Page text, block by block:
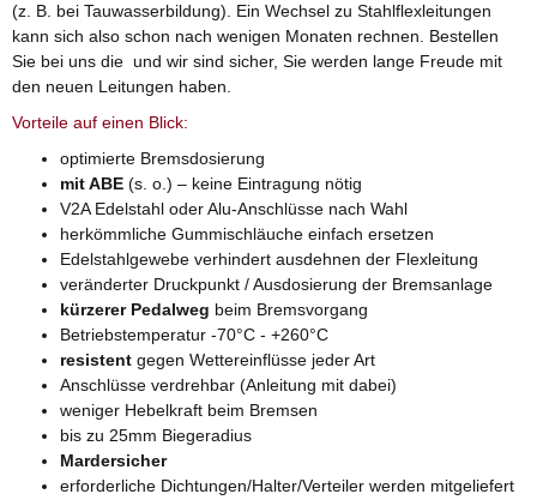
(z. B. bei Tauwasserbildung). Ein Wechsel zu Stahlflexleitungen
kann sich also schon nach wenigen Monaten rechnen. Bestellen
Sie bei uns die und wir sind sicher, Sie werden lange Freude mit
den neuen Leitungen haben.
Vorteile auf einen Blick:
optimierte Bremsdosierung
mit ABE (s. o.) – keine Eintragung nötig
V2A Edelstahl oder Alu-Anschlüsse nach Wahl
herkömmliche Gummischläuche einfach ersetzen
Edelstahlgewebe verhindert ausdehnen der Flexleitung
veränderter Druckpunkt / Ausdosierung der Bremsanlage
kürzerer Pedalweg beim Bremsvorgang
Betriebstemperatur -70°C - +260°C
resistent gegen Wettereinflüsse jeder Art
Anschlüsse verdrehbar (Anleitung mit dabei)
weniger Hebelkraft beim Bremsen
bis zu 25mm Biegeradius
Mardersicher
erforderliche Dichtungen/Halter/Verteiler werden mitgeliefert